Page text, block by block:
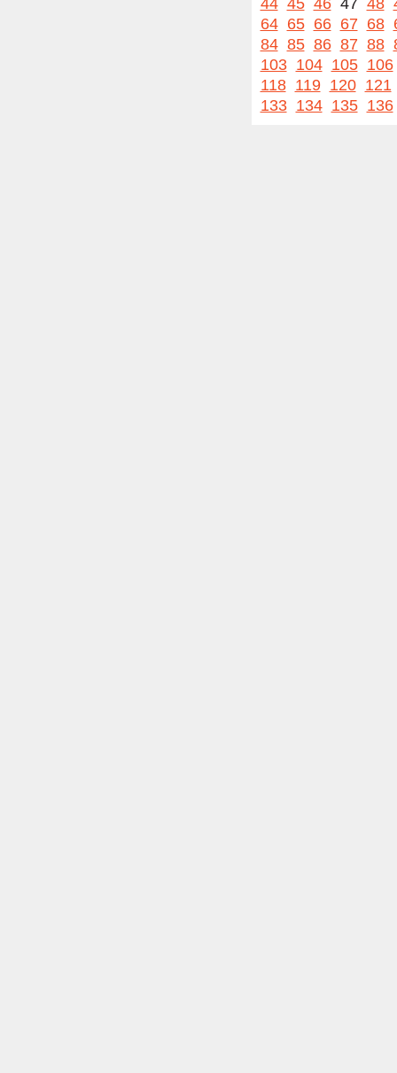
44 45 4647 48
64 65 66 67 68
84 85 86 87 88
103 104 105 106
118 119 120 121
133 134 135 136